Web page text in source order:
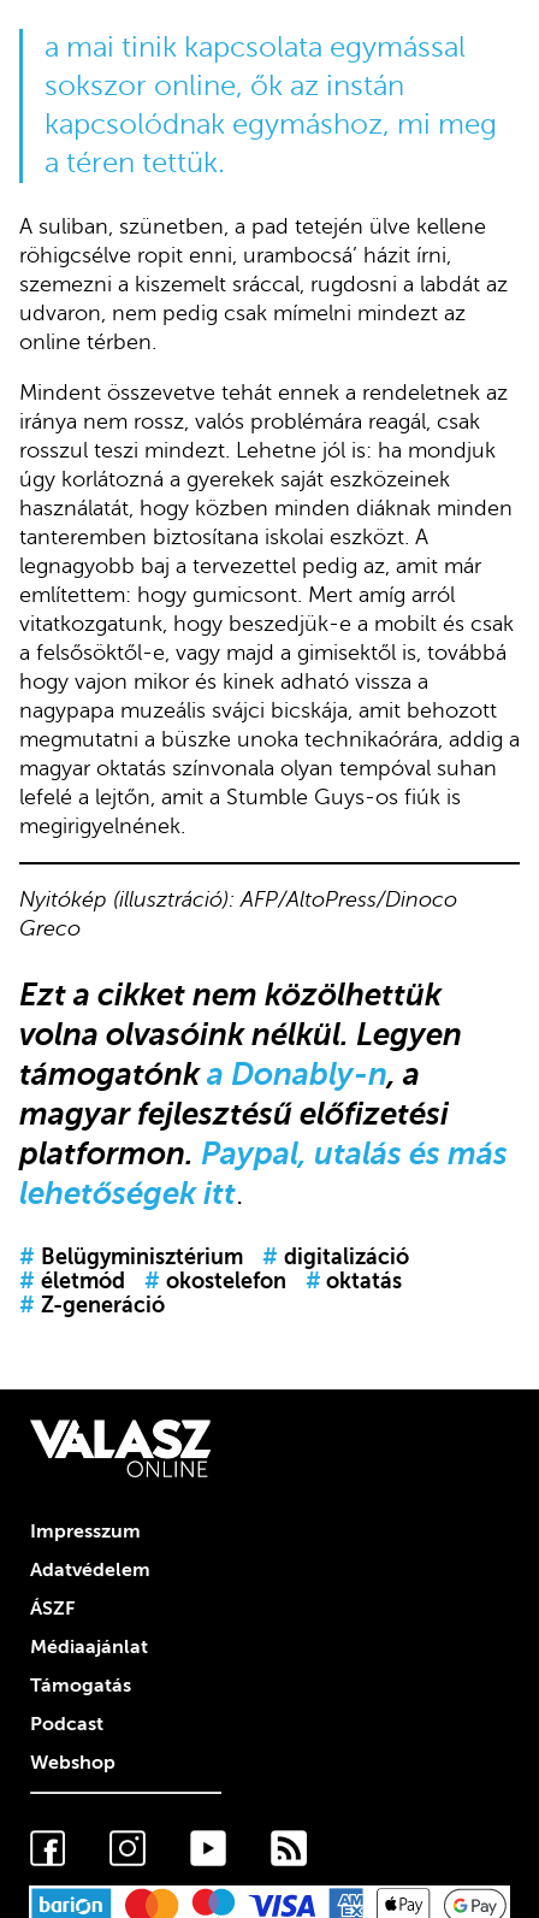
a mai tinik kapcsolata egymással
sokszor online, ők az instán
kapcsolódnak egymáshoz, mi meg
a téren tettük.
A suliban, szünetben, a pad tetején ülve kellene
röhigcsélve ropit enni, urambocsá’ házit írni,
szemezni a kiszemelt sráccal, rugdosni a labdát az
udvaron, nem pedig csak mímelni mindezt az
online térben.
Mindent összevetve tehát ennek a rendeletnek az
iránya nem rossz, valós problémára reagál, csak
rosszul teszi mindezt. Lehetne jól is: ha mondjuk
úgy korlátozná a gyerekek saját eszközeinek
használatát, hogy közben minden diáknak minden
tanteremben biztosítana iskolai eszközt. A
legnagyobb baj a tervezettel pedig az, amit már
említettem: hogy gumicsont. Mert amíg arról
vitatkozgatunk, hogy beszedjük-e a mobilt és csak
a felsősöktől-e, vagy majd a gimisektől is, továbbá
hogy vajon mikor és kinek adható vissza a
nagypapa muzeális svájci bicskája, amit behozott
megmutatni a büszke unoka technikaórára, addig a
magyar oktatás színvonala olyan tempóval suhan
lefelé a lejtőn, amit a Stumble Guys-os fiúk is
megirigyelnének.
Nyitókép (illusztráció): AFP/AltoPress/Dinoco
Greco
Ezt a cikket nem közölhettük
volna olvasóink nélkül. Legyen
támogatónka Donably-n, a
magyar fejlesztésű előfizetési
platformon. Paypal, utalás és más
lehetőségek itt.
# Belügyminisztérium # digitalizáció
# életmód # okostelefon # oktatás
# Z-generáció
Impresszum
Adatvédelem
ÁSZF
Médiaajánlat
Támogatás
Podcast
Webshop